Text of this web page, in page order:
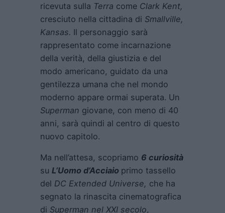
ricevuta sulla Terra come Clark Kent,
cresciuto nella cittadina di Smallville,
Kansas. Il personaggio sarà
rappresentato come incarnazione
della verità, della giustizia e del
modo americano, guidato da una
gentilezza umana che nel mondo
moderno appare ormai superata. Un
Superman giovane, con meno di 40
anni, sarà quindi al centro di questo
nuovo capitolo.
Ma nell’attesa, scopriamo 6 curiosità
su L’Uomo d’Acciaio primo tassello
del DC Extended Universe, che ha
segnato la rinascita cinematografica
di Superman nel XXI secolo,